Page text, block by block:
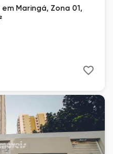
Maringá, Zona 01,